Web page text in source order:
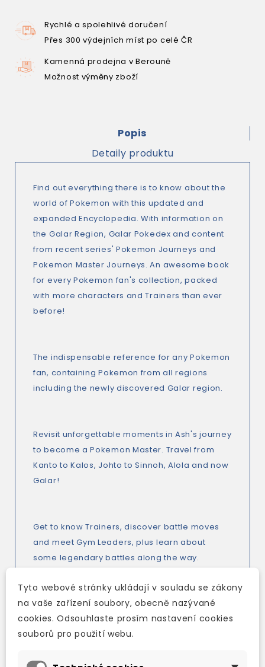
Rychlé a spolehlivé doručení
Přes 300 výdejních míst po celé ČR
Kamenná prodejna v Berouně
Možnost výměny zboží
Popis
Detaily produktu
Find out everything there is to know about the
world of Pokemon with this updated and
expanded Encyclopedia. With information on
the Galar Region, Galar Pokedex and content
from recent series' Pokemon Journeys and
Pokemon Master Journeys. An awesome book
for every Pokemon fan's collection, packed
with more characters and Trainers than ever
before!
The indispensable reference for any Pokemon
fan, containing Pokemon from all regions
including the newly discovered Galar region.
Revisit unforgettable moments in Ash's journey
to become a Pokemon Master. Travel from
Kanto to Kalos, Johto to Sinnoh, Alola and now
Galar!
Get to know Trainers, discover battle moves
and meet Gym Leaders, plus learn about
some legendary battles along the way.
And of course, meet old and new Pokemon
characters. Learn their types, moves, key stats,
strengths and weaknesses with the newly
Tyto webové stránky ukládají v souladu se zákony
na vaše zařízení soubory, obecně nazývané
cookies. Odsouhlaste prosím nastavení cookies
souborů pro použití webu.